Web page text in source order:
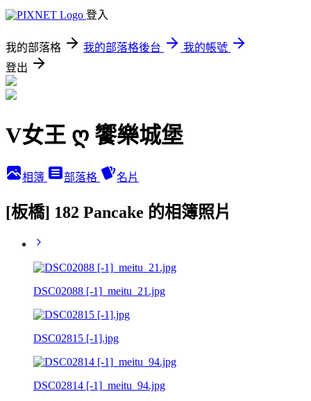
登入
我的部落格 我的部落格後台
我的帳號
登出
V女王 ღ 饗樂城堡
相簿 部落格 名片
[板橋] 182 Pancake 的相簿照片
DSC02088 [-1]_meitu_21.jpg
DSC02815 [-1].jpg
DSC02814 [-1]_meitu_94.jpg